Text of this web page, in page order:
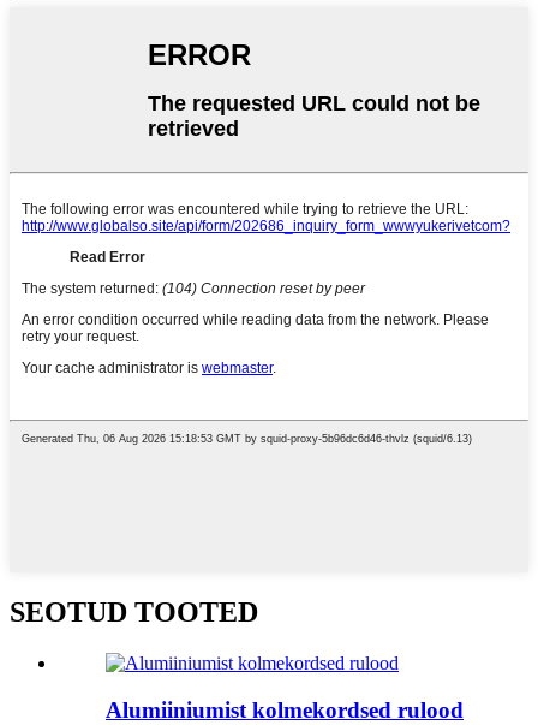
SEOTUD TOOTED
Alumiiniumist kolmekordsed rulood